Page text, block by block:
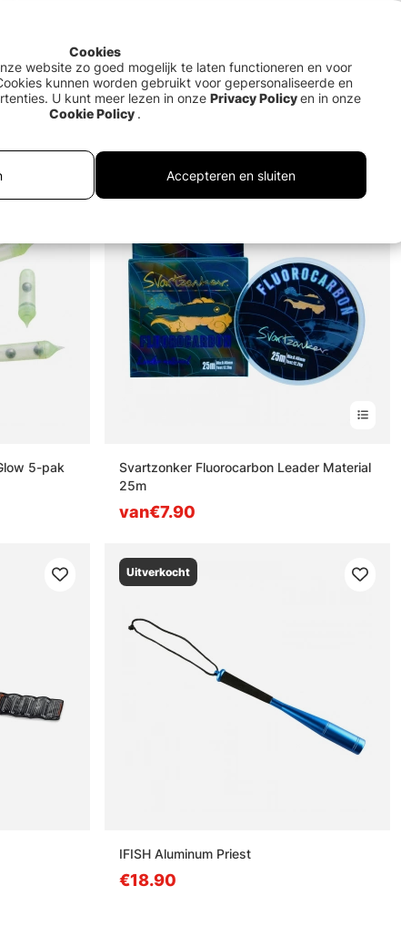
Kinetic Priest 10''
€15.90
5-pak
Uitverkocht
Svartzonker Fluorocarbon Leader Material
25m
van€7.90
Uitverkocht
IFISH Aluminum Priest
€18.90
Cookies
website zo goed mogelijk te laten functioneren en voor
kunnen worden gebruikt voor gepersonaliseerde en
U kunt meer lezen in onze Privacy Policy en in onze
Cookie Policy .
Accepteren en sluiten